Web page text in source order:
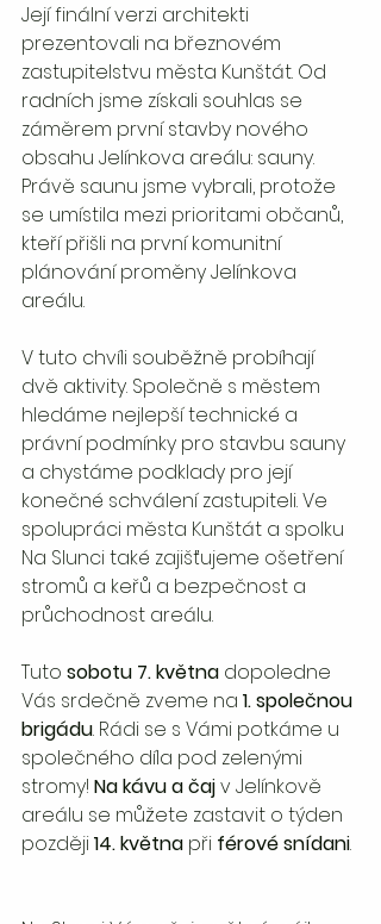
Její finální verzi architekti
prezentovali na březnovém
zastupitelstvu města Kunštát. Od
radních jsme získali souhlas se
záměrem první stavby nového
obsahu Jelínkova areálu: sauny.
Právě saunu jsme vybrali, protože
se umístila mezi prioritami občanů,
kteří přišli na první komunitní
plánování proměny Jelínkova
areálu.
V tuto chvíli souběžně probíhají
dvě aktivity. Společně s městem
hledáme nejlepší technické a
právní podmínky pro stavbu sauny
a chystáme podklady pro její
konečné schválení zastupiteli. Ve
spolupráci města Kunštát a spolku
Na Slunci také zajišťujeme ošetření
stromů a keřů a bezpečnost a
průchodnost areálu.
Tuto sobotu 7. května dopoledne
Vás srdečně zveme na 1. společnou
brigádu. Rádi se s Vámi potkáme u
společného díla pod zelenými
stromy! Na kávu a čaj v Jelínkově
areálu se můžete zastavit o týden
později 14. května při férové snídani.